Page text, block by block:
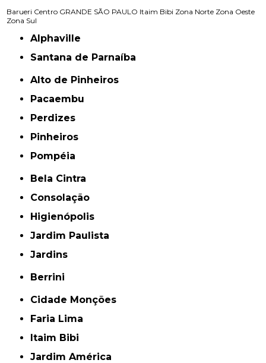
Barueri Centro GRANDE SÃO PAULO Itaim Bibi Zona Norte Zona Oeste
Zona Sul
Alphaville
Santana de Parnaíba
Alto de Pinheiros
Pacaembu
Perdizes
Pinheiros
Pompéia
Bela Cintra
Consolação
Higienópolis
Jardim Paulista
Jardins
Berrini
Cidade Monções
Faria Lima
Itaim Bibi
Jardim América